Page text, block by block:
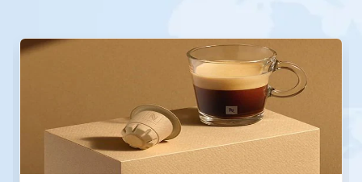
Dies
ist
Schaltflächen
und